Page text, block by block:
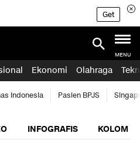
Get
MENU
Ekonomi Olahraga
Indonesia Pasien BPJS
INFOGRAFIS KOLOM